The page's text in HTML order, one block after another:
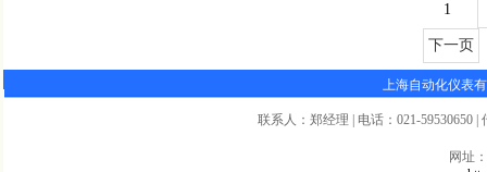
1
下一页
上海自动化仪表
联系人：郑经理 | 电话：021-59530650 |
网址：